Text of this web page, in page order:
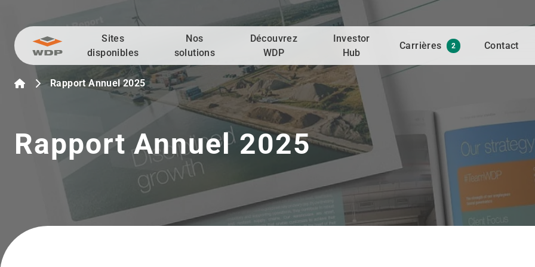
Allez au contenu
Sites
disponibles
Nos
solutions
Découvrez
WDP
Investor
Hub
Carrières 2 Contact
Rapport Annuel 2025
Rapport Annuel 2025